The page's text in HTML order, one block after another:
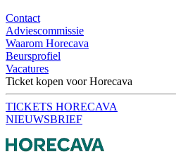
Contact
Adviescommissie
Waarom Horecava
Beursprofiel
Vacatures
Ticket kopen voor Horecava
TICKETS HORECAVA
NIEUWSBRIEF